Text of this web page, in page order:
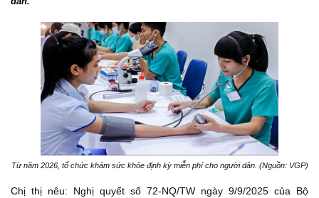
Từ năm 2026, tổ chức khám sức khỏe định kỳ miễn phí cho người dân. (Nguồn: VGP)
Chị thị nêu: Nghị quyết số 72-NQ/TW ngày 9/9/2025 của Bộ